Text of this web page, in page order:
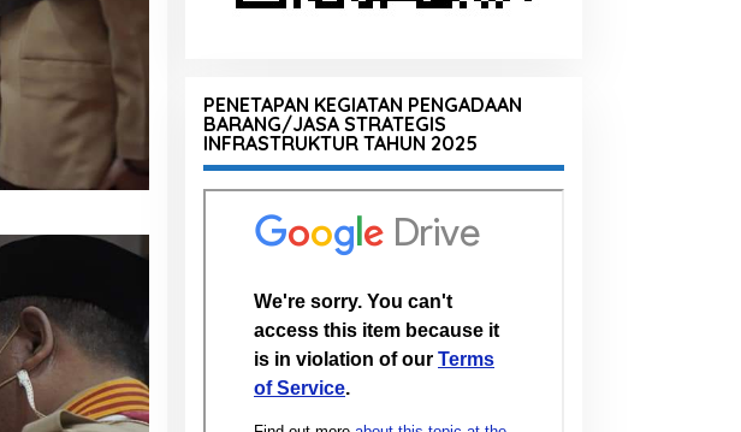
PENETAPAN KEGIATAN PENGADAAN
BARANG/JASA STRATEGIS
INFRASTRUKTUR TAHUN 2025